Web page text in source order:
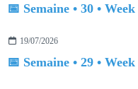
📅 Semaine • 30 • Week
19/07/2026
📅 Semaine • 29 • Week